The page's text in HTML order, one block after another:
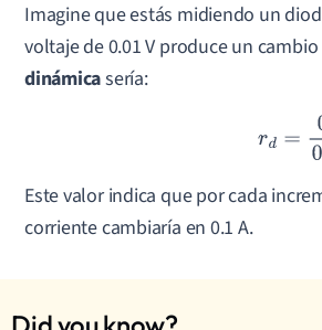
Imagine que estás midiendo un
voltaje de 0.01 V produce un
dinámicasería:
r d=
Este valor indica que por cada
corriente cambiaría en 0.1 A.